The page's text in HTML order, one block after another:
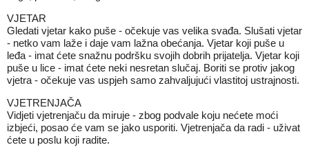
VJETAR
Gledati vjetar kako puše - očekuje vas velika svađa. Slušati vjetar
- netko vam laže i daje vam lažna obećanja. Vjetar koji puše u
leđa - imat ćete snažnu podršku svojih dobrih prijatelja. Vjetar koji
puše u lice - imat ćete neki nesretan slučaj. Boriti se protiv jakog
vjetra - očekuje vas uspjeh samo zahvaljujući vlastitoj ustrajnosti.
VJETRENJAČA
Vidjeti vjetrenjaču da miruje - zbog podvale koju nećete moći
izbjeći, posao će vam se jako usporiti. Vjetrenjača da radi - uživat
ćete u poslu koji radite.